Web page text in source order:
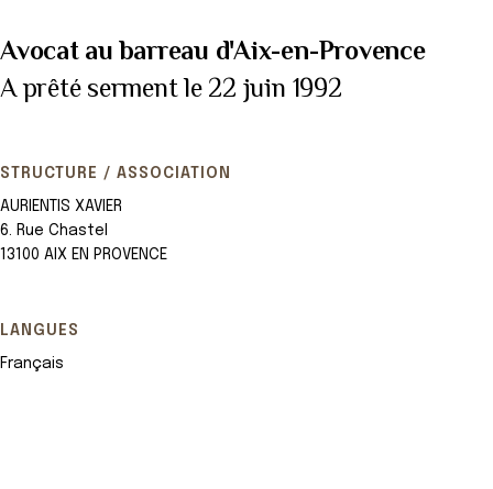
Avocat au barreau d'Aix-en-Provence
A prêté serment le 22 juin 1992
STRUCTURE / ASSOCIATION
AURIENTIS XAVIER
6. Rue Chastel
13100 AIX EN PROVENCE
LANGUES
Français